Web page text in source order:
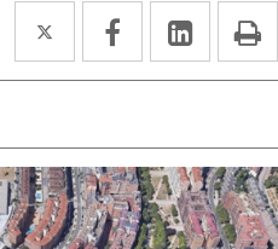
Twitter
Enlace
a
aplicación
externa.
Facebook
Enlace
a
aplicación
externa.
Enlace
a